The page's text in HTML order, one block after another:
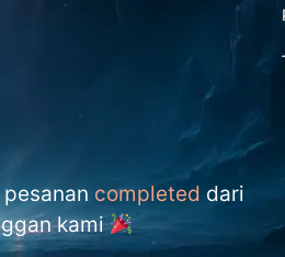
pesanan completed dari
kami